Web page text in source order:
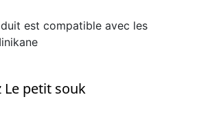
est compatible avec les
Le petit souk